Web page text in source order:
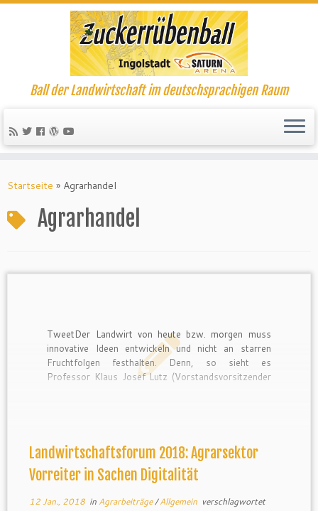
Ball der Landwirtschaft im deutschsprachigen Raum
Startseite » Agrarhandel
Agrarhandel
TweetDer Landwirt von heute bzw. morgen muss
innovative Ideen entwickeln und nicht an starren
Fruchtfolgen festhalten. Denn, so sieht es
Professor Klaus Josef Lutz (Vorstandsvorsitzender
Landwirtschaftsforum 2018: Agrarsektor
Vorreiter in Sachen Digitalität
12 Jan., 2018in Agrarbeiträge/Allgemein verschlagwortet